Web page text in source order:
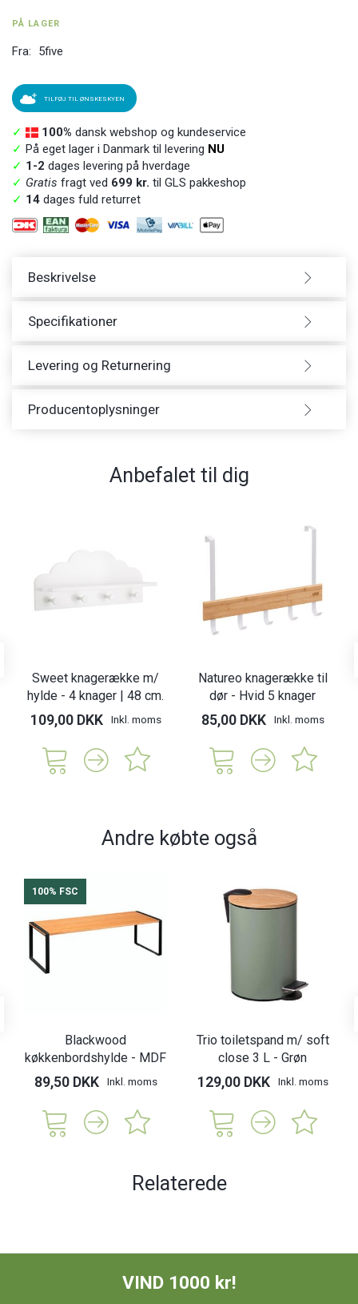
PÅ LAGER
Fra: 5five
TILFØJ TIL ØNSKESKYEN
✓ 100% dansk webshop og kundeservice
✓ På eget lager i Danmark til levering NU
✓ 1-2 dages levering på hverdage
✓ Gratis fragt ved 699 kr. til GLS pakkeshop
✓ 14 dages fuld returret
Beskrivelse
Specifikationer
Levering og Returnering
Producentoplysninger
Anbefalet til dig
Sweet knagerække m/
hylde - 4 knager | 48 cm.
109,00 DKK Inkl. moms
Natureo knagerække til
dør - Hvid 5 knager
85,00 DKK Inkl. moms
Andre købte også
100% FSC
Blackwood
køkkenbordshylde - MDF
89,50 DKK Inkl. moms
Trio toiletspand m/ soft
close 3 L - Grøn
129,00 DKK Inkl. moms
Relaterede
VIND 1000 kr!